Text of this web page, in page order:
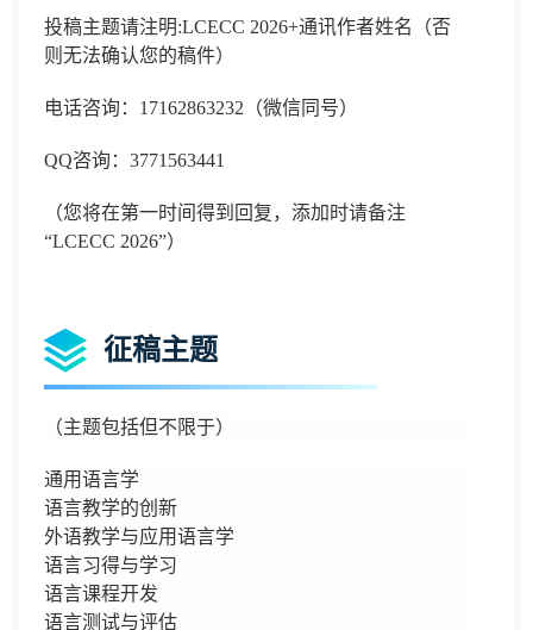
投稿主题请注明:LCECC 2026+通讯作者姓名（否
则无法确认您的稿件）
电话咨询： 17162863232 （微信同号）
QQ咨询： 3771563441
（您将在第一时间得到回复，添加时请备注
“LCECC 2026”）
征稿主题
（主题包括但不限于）
通用语言学
语言教学的创新
外语教学与应用语言学
语言习得与学习
语言课程开发
语言测试与评估